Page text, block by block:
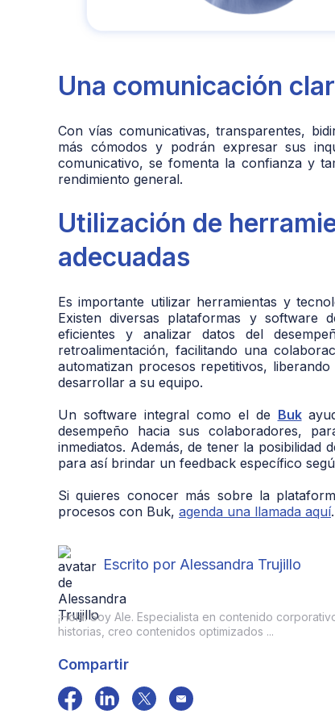
Una comunicación
Con vías comunicativas, transparentes,
más cómodos y podrán expresar sus
comunicativo, se fomenta la confianza y
rendimiento general.
Utilización de
adecuadas
Es importante utilizar herramientas y
Existen diversas plataformas y software
eficientes y analizar datos del
retroalimentación, facilitando una
automatizan procesos repetitivos,
desarrollar a su equipo.
Un software integral como el de Buk
desempeño hacia sus colaboradores,
inmediatos. Además, de tener la
para así brindar un feedback específico
Si quieres conocer más sobre la
procesos con Buk, agenda una llamada aquí.
Escrito por Alessandra Trujillo
¡Hola! Soy Ale. Especialista en contenido
historias, creo contenidos optimizados ...
Compartir